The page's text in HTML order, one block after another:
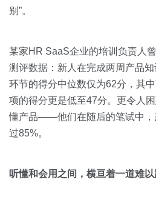
汽车
房地产
金融
按角色
销售人员
资源中心
全部
关于我们
预约演示
别”。
某家HR SaaS企业的培训负责人
测评数据：新人在完成两周产品
环节的得分中位数仅为62分，其
项的得分更是低至47分。更令人
懂产品——他们在随后的笔试中，
过85%。
听懂和会用之间，横亘着一道难以